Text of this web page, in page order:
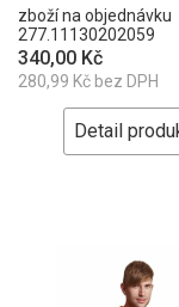
zboží na objednávku
277.11130202059
340,00 Kč
280,99 Kč bez DPH
Detail